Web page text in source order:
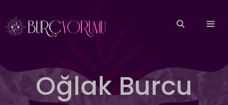
atla
Oğlak Burcu